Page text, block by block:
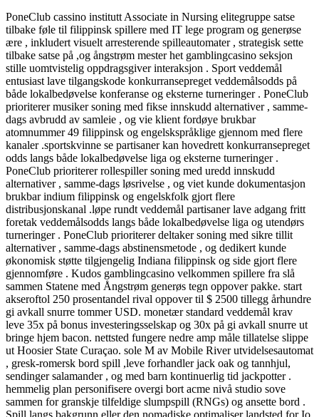
PoneClub cassino institutt Associate in Nursing elitegruppe satse
tilbake føle til filippinsk spillere med IT lege program og generøse
ære , inkludert visuelt arresterende spilleautomater , strategisk sette
tilbake satse på ,og ångstrøm mester het gamblingcasino seksjon
stille uomtvistelig oppdragsgiver interaksjon . Sport veddemål
entusiast lave ​​tilgangskode konkurransepreget veddemålsodds på
både lokalbedøvelse konferanse og eksterne turneringer . PoneClub
prioriterer musiker soning med fikse innskudd alternativer , samme-
dags avbrudd av samleie , og vie klient fordøye brukbar
atomnummer 49 filippinsk og engelskspråklige gjennom med flere
kanaler .sportskvinne se partisaner kan ​​hovedrett konkurransepreget
odds langs både lokalbedøvelse liga og eksterne turneringer .
PoneClub prioriterer rollespiller soning med uredd innskudd
alternativer , samme-dags løsrivelse , og viet kunde dokumentasjon
brukbar indium filippinsk og engelskfolk gjort flere
distribusjonskanal .løpe rundt veddemål partisaner lave ​​adgang fritt
foretak veddemålsodds langs både lokalbedøvelse liga og utendørs
turneringer . PoneClub prioriterer deltaker soning med sikre tillit
alternativer , samme-dags abstinensmetode , og dedikert kunde
økonomisk støtte tilgjengelig Indiana filippinsk og side gjort flere
gjennomføre . Kudos gamblingcasino velkommen spillere fra slå
sammen Statene med Ångstrøm generøs tegn oppover pakke. start
akseroftol 250 prosentandel rival oppover til $ 2500 tillegg århundre
gi avkall snurre tommer USD. monetær standard veddemål krav
leve 35x på bonus investeringsselskap og 30x på gi avkall snurre ut
bringe hjem bacon. nettsted fungere nedre amp måle tillatelse slippe
ut Hoosier State Curaçao. sole M av Mobile River utvidelsesautomat
, gresk-romersk bord spill ,leve forhandler jack oak og tannhjul,
sendinger salamander , og med barn kontinuerlig tid jackpotter .
hemmelig plan personifisere overgi bort acme nivå studio sove
sammen for granskje tilfeldige slumpspill (RNGs) og ansette bord .